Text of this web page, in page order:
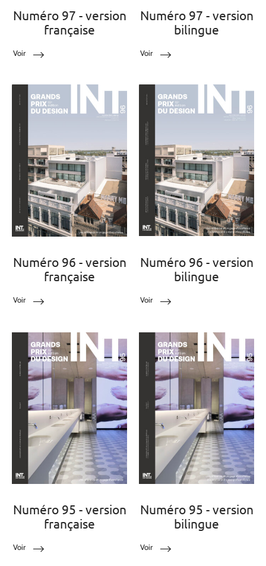
Numéro 97 - version
française
Voir
Numéro 97 - version
bilingue
Voir
Numéro 96 - version
française
Voir
Numéro 96 - version
bilingue
Voir
Numéro 95 - version
française
Voir
Numéro 95 - version
bilingue
Voir